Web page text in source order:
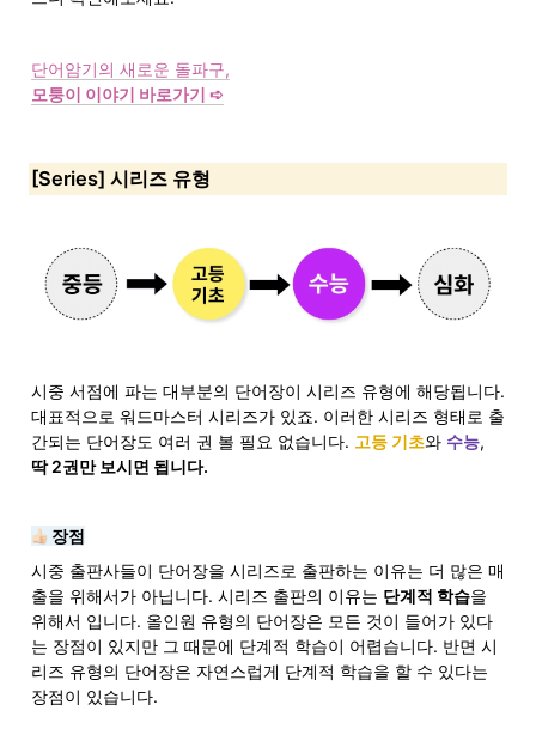
모퉁이 이야기 바로가기 ➪
[Series] 시리즈 유형
시중 서점에 파는 대부분의 단어장이 시리즈 유형에 해당됩니다.
대표적으로 워드마스터 시리즈가 있죠. 이러한 시리즈 형태로 출
간되는 단어장도 여러 권 볼 필요 없습니다. 고등 기초와 수능
딱 2권만 보시면 됩니다.
장점
시중 출판사들이 단어장을 시리즈로 출판하는 이유는 더 많은 매
출을 위해서가 아닙니다. 시리즈 출판의 이유는 단계적 학습을
위해서 입니다. 올인원 유형의 단어장은 모든 것이 들어가 있다
는 장점이 있지만 그 때문에 단계적 학습이 어렵습니다. 반면 시
리즈 유형의 단어장은 자연스럽게 단계적 학습을 할 수 있다는
장점이 있습니다.